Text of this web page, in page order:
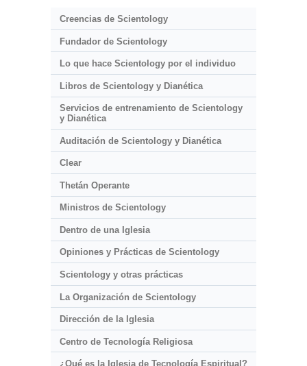
Creencias de Scientology
Fundador de Scientology
Lo que hace Scientology por el individuo
Libros de Scientology y Dianética
Servicios de entrenamiento de Scientology
y Dianética
Auditación de Scientology y Dianética
Clear
Thetán Operante
Ministros de Scientology
Dentro de una Iglesia
Opiniones y Prácticas de Scientology
Scientology y otras prácticas
La Organización de Scientology
Dirección de la Iglesia
Centro de Tecnología Religiosa
¿Qué es la Iglesia de Tecnología Espiritual?